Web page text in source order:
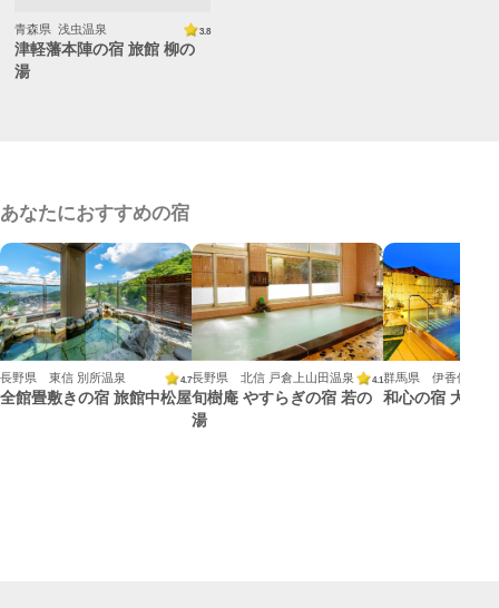
青森県 浅虫温泉 3.8
津軽藩本陣の宿 旅館 柳の
湯
あなたにおすすめの宿
長野県 東信 別所温泉 4.7
全館畳敷きの宿 旅館中松屋
長野県 北信 戸倉上山田温泉 4.1
旬樹庵 やすらぎの宿 若の
湯
群馬県 伊香保温泉
和心の宿 大森